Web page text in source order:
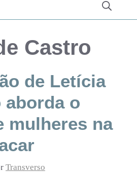
Castro
de Letícia
aborda o
mulheres na
Transverso